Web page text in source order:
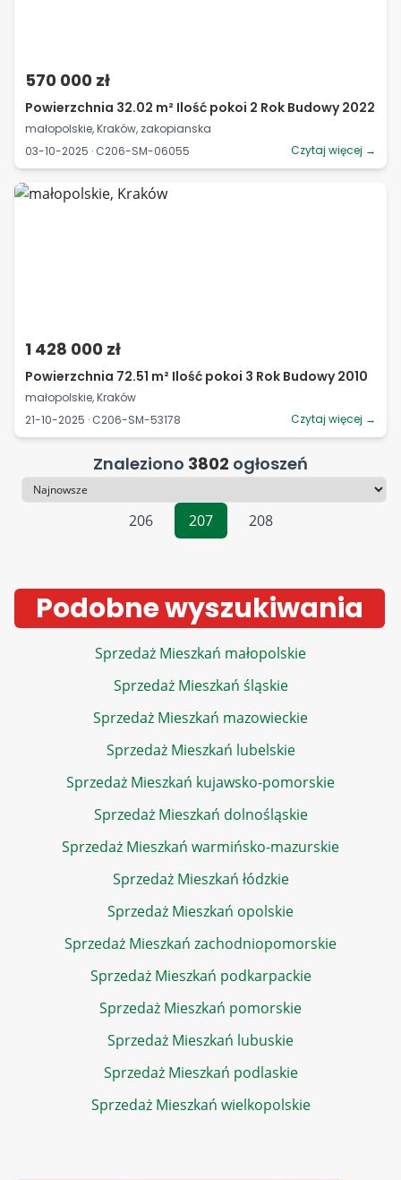
570 000 zł
Powierzchnia 32.02 m² Ilość pokoi 2 Rok Budowy 2022
małopolskie, Kraków, zakopianska
03-10-2025 · C206-SM-06055
Czytaj więcej →
1 428 000 zł
Powierzchnia 72.51 m² Ilość pokoi 3 Rok Budowy 2010
małopolskie, Kraków
21-10-2025 · C206-SM-53178
Czytaj więcej →
Znaleziono 3802 ogłoszeń
Sortowanie
206
207 208
Podobne wyszukiwania
Sprzedaż Mieszkań małopolskie
Sprzedaż Mieszkań śląskie
Sprzedaż Mieszkań mazowieckie
Sprzedaż Mieszkań lubelskie
Sprzedaż Mieszkań kujawsko-pomorskie
Sprzedaż Mieszkań dolnośląskie
Sprzedaż Mieszkań warmińsko-mazurskie
Sprzedaż Mieszkań łódzkie
Sprzedaż Mieszkań opolskie
Sprzedaż Mieszkań zachodniopomorskie
Sprzedaż Mieszkań podkarpackie
Sprzedaż Mieszkań pomorskie
Sprzedaż Mieszkań lubuskie
Sprzedaż Mieszkań podlaskie
Sprzedaż Mieszkań wielkopolskie